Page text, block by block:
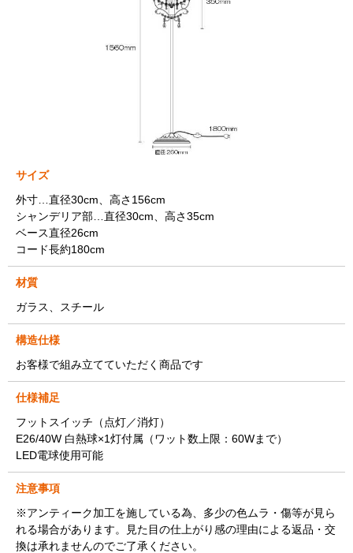
サイズ
外寸…直径30cm、高さ156cm
シャンデリア部…直径30cm、高さ35cm
ベース直径26cm
コード長約180cm
材質
ガラス、スチール
構造仕様
お客様で組み立てていただく商品です
仕様補足
フットスイッチ（点灯／消灯）
E26/40W 白熱球×1灯付属（ワット数上限：60Wまで）
LED電球使用可能
注意事項
※アンティーク加工を施している為、多少の色ムラ・傷等が見ら
れる場合があります。見た目の仕上がり感の理由による返品・交
換は承れませんのでご了承ください。